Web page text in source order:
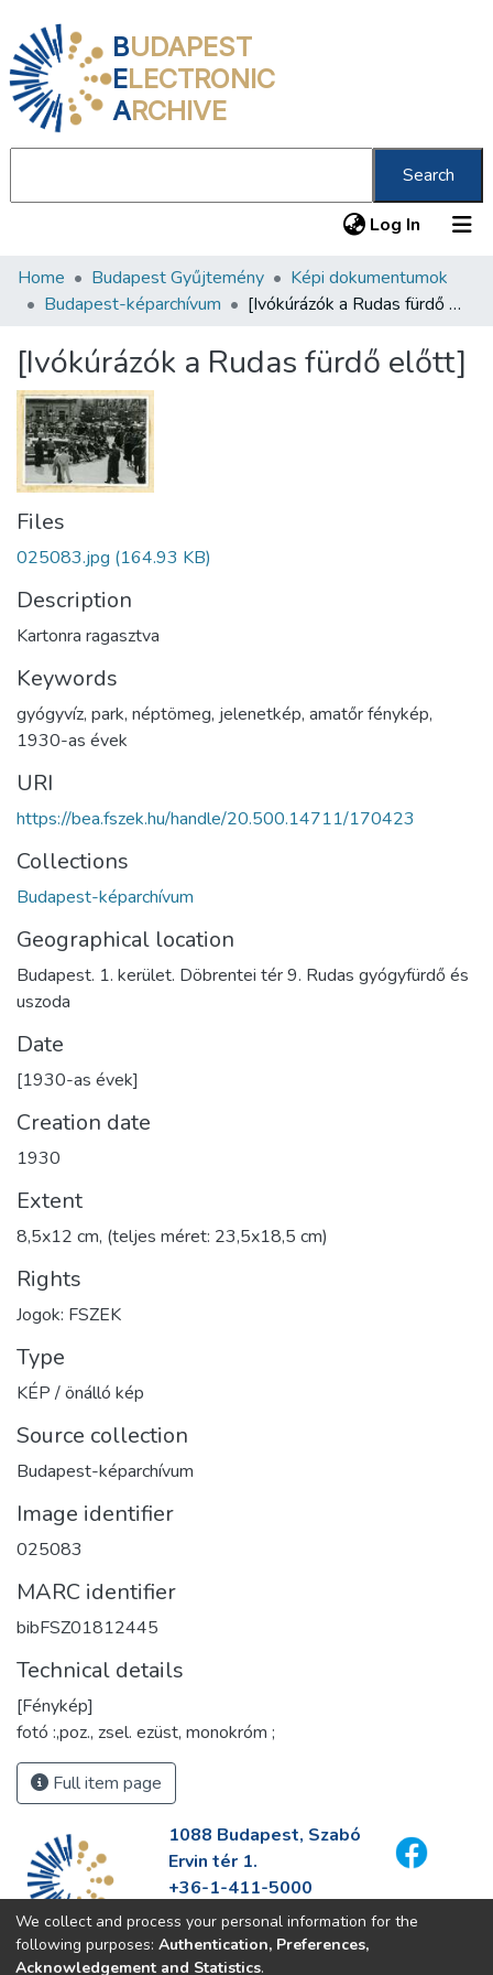
BUDAPEST
ELECTRONIC
ARCHIVE
Search
Log In (current)
Communities & Collections
Statistics
About us
Home Budapest Gyűjtemény
Képi dokumentumok
Budapest-képarchívum
[Ivókúrázók a Rudas fürdő előtt]
[Ivókúrázók a Rudas fürdő előtt]
Files
025083.jpg (164.93 KB)
Description
Kartonra ragasztva
Keywords
gyógyvíz, park, néptömeg, jelenetkép, amatőr fénykép,
1930-as évek
URI
https://bea.fszek.hu/handle/20.500.14711/170423
Collections
Budapest-képarchívum
Geographical location
Budapest. 1. kerület. Döbrentei tér 9. Rudas gyógyfürdő és
uszoda
Date
[1930-as évek]
Creation date
1930
Extent
8,5x12 cm, (teljes méret: 23,5x18,5 cm)
Rights
Jogok: FSZEK
Type
KÉP / önálló kép
Source collection
Budapest-képarchívum
Image identifier
025083
MARC identifier
bibFSZ01812445
Technical details
[Fénykép]
fotó :,poz., zsel. ezüst, monokróm ;
Full item page
1088 Budapest, Szabó
Ervin tér 1.
+36-1-411-5000
info@fszek.hu
https://fszek.hu
We collect and process your personal information for the
following purposes: Authentication, Preferences,
Acknowledgement and Statistics.